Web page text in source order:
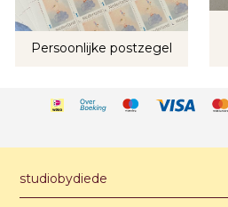
Persoonlijke postzegel
studiobydiede